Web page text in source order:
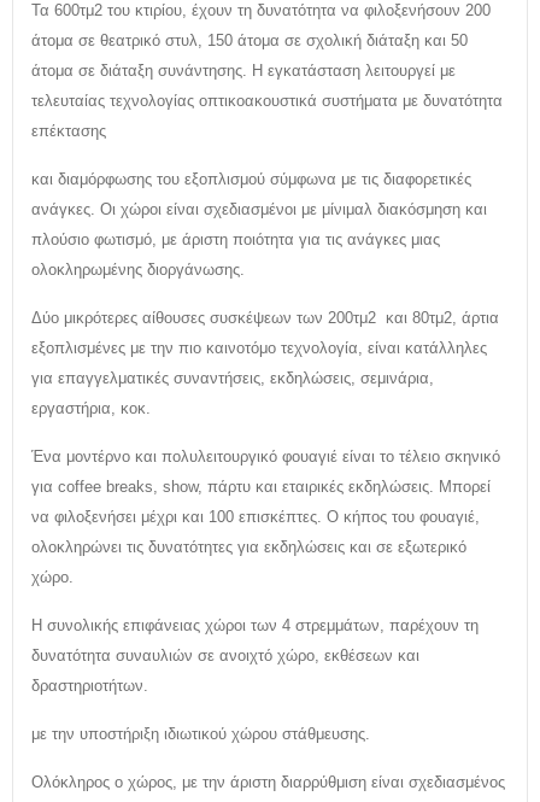
Τα 600τμ2 του κτιρίου, έχουν τη δυνατότητα να φιλοξενήσουν 200
άτομα σε θεατρικό στυλ, 150 άτομα σε σχολική διάταξη και 50
άτομα σε διάταξη συνάντησης. Η εγκατάσταση λειτουργεί με
τελευταίας τεχνολογίας οπτικοακουστικά συστήματα με δυνατότητα
επέκτασης
και διαμόρφωσης του εξοπλισμού σύμφωνα με τις διαφορετικές
ανάγκες. Οι χώροι είναι σχεδιασμένοι με μίνιμαλ διακόσμηση και
πλούσιο φωτισμό, με άριστη ποιότητα για τις ανάγκες μιας
ολοκληρωμένης διοργάνωσης.
Δύο μικρότερες αίθουσες συσκέψεων των 200τμ2 και 80τμ2, άρτια
εξοπλισμένες με την πιο καινοτόμο τεχνολογία, είναι κατάλληλες
για επαγγελματικές συναντήσεις, εκδηλώσεις, σεμινάρια,
εργαστήρια, κοκ.
Ένα μοντέρνο και πολυλειτουργικό φουαγιέ είναι το τέλειο σκηνικό
για coffee breaks, show, πάρτυ και εταιρικές εκδηλώσεις. Μπορεί
να φιλοξενήσει μέχρι και 100 επισκέπτες. Ο κήπος του φουαγιέ,
ολοκληρώνει τις δυνατότητες για εκδηλώσεις και σε εξωτερικό
χώρο.
Η συνολικής επιφάνειας χώροι των 4 στρεμμάτων, παρέχουν τη
δυνατότητα συναυλιών σε ανοιχτό χώρο, εκθέσεων και
δραστηριoτήτων.
με την υποστήριξη ιδιωτικού χώρου στάθμευσης.
Ολόκληρος ο χώρος, με την άριστη διαρρύθμιση είναι σχεδιασμένος